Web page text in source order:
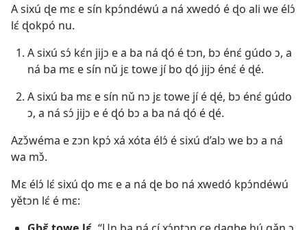
A sixú ɖe mɛ e sín kpɔ́ndéwú a ná xwedó é ɖo ali we élɔ́
lɛ́ ɖokpó nu.
A sixú sɔ́ kɛ́n jijɔ e a ba ná ɖó é tɔn, bɔ énɛ́ gúdo ɔ, a
ná ba mɛ e sín nǔ jɛ towe jí bo ɖó jijɔ énɛ́ é ɖé.
A sixú ba mɛ e sín nǔ nɔ jɛ towe jí é ɖé, bɔ énɛ́ gúdo
ɔ, a ná sɔ́ jijɔ e é ɖó bɔ a ba ná ɖó é ɖé.
Azɔ̌wéma e zɔn kpɔ́ xá xóta élɔ́ é sixú d’alɔ we bɔ a ná
wa mɔ̌.
Mɛ élɔ́ lɛ́ sixú ɖo mɛ e a ná ɖe bo ná xwedó kpɔ́ndéwú
yětɔn lɛ́ é mɛ: